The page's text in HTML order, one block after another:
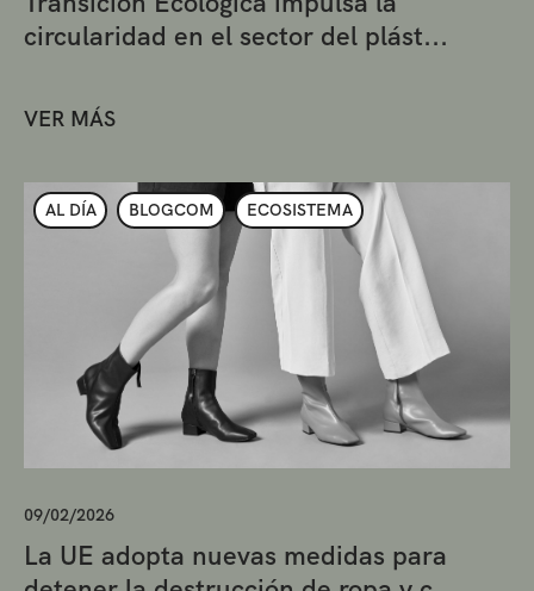
circularidad en el sector del plást...
VER MÁS
AL DÍA BLOGCOM ECOSISTEMA
09/02/2026
La UE adopta nuevas medidas para